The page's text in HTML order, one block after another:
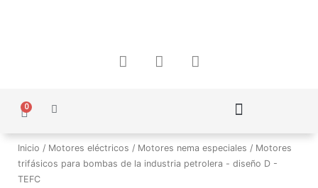
F
a
o
k
I
n
r
a
m
W
h
p
p
0
Carrito
Inicio / Motores eléctricos / Motores nema especiales / Motores
trifásicos para bombas de la industria petrolera - diseño D -
TEFC